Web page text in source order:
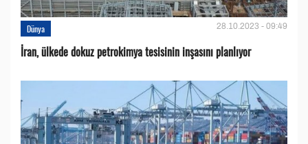
Dünya 28.10.2023 - 09:49
İran, ülkede dokuz petrokimya tesisinin inşasını planlıyor